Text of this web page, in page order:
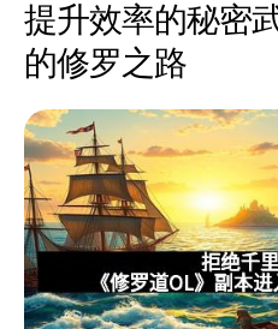
提升效率的秘密
的修罗之路